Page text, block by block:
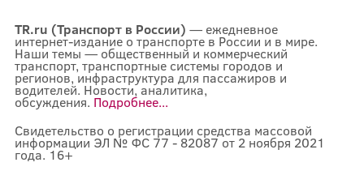
TR.ru (Транспорт в России) — ежедневное
интернет-издание о транспорте в России и в мире.
Наши темы — общественный и коммерческий
транспорт, транспортные системы городов и
регионов, инфраструктура для пассажиров и
водителей. Новости, аналитика,
обсуждения. Подробнее...
Свидетельство о регистрации средства массовой
информации ЭЛ № ФС 77 - 82087 от 2 ноября 2021
года. 16+